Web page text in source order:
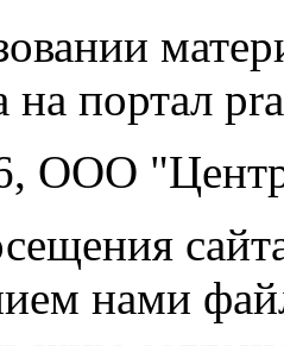
на портал
ООО "Центр
нами